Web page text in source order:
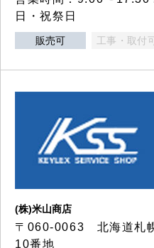
日・祝祭日
販売可 工事・取付
(株)米山商店
〒060-0063 北海道札
10番地